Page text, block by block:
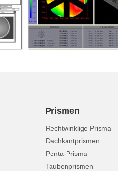
Prismen
Rechtwinklige Prisma
Dachkantprismen
Penta-Prisma
Taubenprismen